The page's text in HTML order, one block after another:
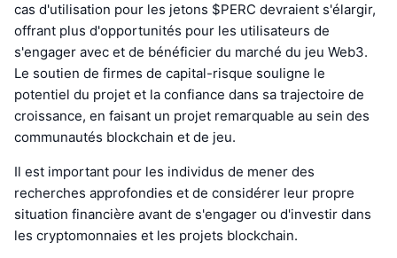
cas d'utilisation pour les jetons $PERC devraient s'élargir,
offrant plus d'opportunités pour les utilisateurs de
s'engager avec et de bénéficier du marché du jeu Web3.
Le soutien de firmes de capital-risque souligne le
potentiel du projet et la confiance dans sa trajectoire de
croissance, en faisant un projet remarquable au sein des
communautés blockchain et de jeu.
Il est important pour les individus de mener des
recherches approfondies et de considérer leur propre
situation financière avant de s'engager ou d'investir dans
les cryptomonnaies et les projets blockchain.